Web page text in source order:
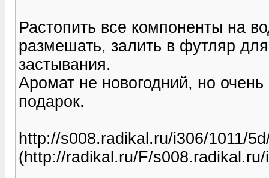
Растопить все компоненты на
размешать, залить в футляр
застывания.
Аромат не новогодний, но
подарок.
http://s008.radikal.ru/i306/1011/
(http://radikal.ru/F/